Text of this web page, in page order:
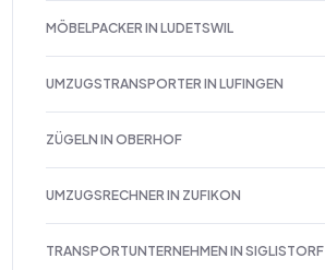
MÖBELPACKER IN LUDETSWIL
UMZUGSTRANSPORTER IN LUFINGEN
ZÜGELN IN OBERHOF
UMZUGSRECHNER IN ZUFIKON
TRANSPORTUNTERNEHMEN IN SIGLISTORF